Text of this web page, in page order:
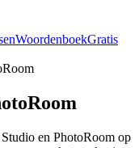
WoordenboekGratis
en PhotoRoom op